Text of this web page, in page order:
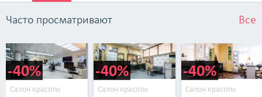
Часто просматривают Все
-40%
Салон красоты
-40%
Салон красоты
-40%
Салон красоты